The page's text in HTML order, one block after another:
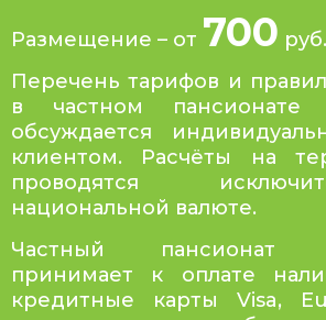
Размещение – от 700
Перечень тарифов и
в частном пансионате
обсуждается
клиентом. Расчёты на
проводятся
национальной валюте.
Частный пансионат
принимает к оплате
кредитные карты Visa,